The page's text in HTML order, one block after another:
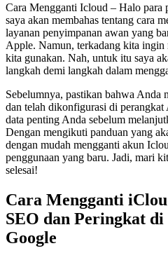
Cara Mengganti Icloud – Halo para
saya akan membahas tentang cara
layanan penyimpanan awan yang
Apple. Namun, terkadang kita
kita gunakan. Nah, untuk itu saya
langkah demi langkah dalam
Sebelumnya, pastikan bahwa
dan telah dikonfigurasi di
data penting Anda sebelum
Dengan mengikuti panduan yang
dengan mudah mengganti akun
penggunaan yang baru. Jadi, mari
selesai!
Cara Mengganti
SEO dan Peringkat
Google